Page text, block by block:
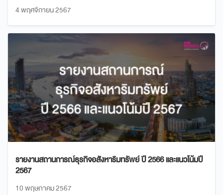
4 พฤศจิกายน 2567
รายงานสถานการณ์ธุรกิจอสังหาริมทรัพย์ ปี 2566 และแนวโน้มปี
2567
10 พฤษภาคม 2567